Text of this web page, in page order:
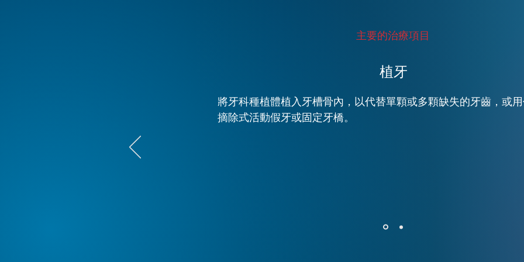
主要的治療項目
植牙
將牙科種植體植入牙槽骨內，以代替單顆或多顆缺失的牙齒，或
摘除式活動假牙或固定牙橋。